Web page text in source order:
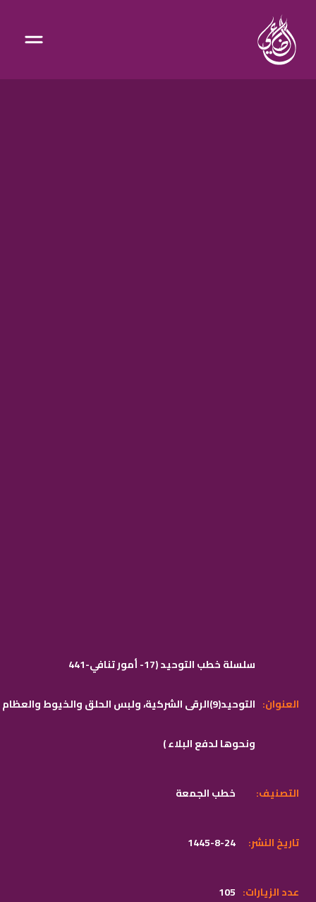
441-سلسلة خطب التوحيد (17- أمور تنافي
التوحيد(9)الرقى الشركية، ولبس الحلق والخيوط والعظام
ونحوها لدفع البلاء )
:العنوان
خطب الجمعة :التصنيف
1445-8-24 :تاريخ النشر
105 :عدد الزيارات